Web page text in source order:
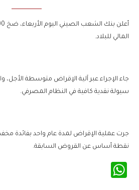
المالي للبلاد.
جاء الإجراء عبر آلية الإقراض متوسطة الأجل،
سيولة نقدية كافية في النظام المصرفي.
نقطة أساس عن القروض السابقة.